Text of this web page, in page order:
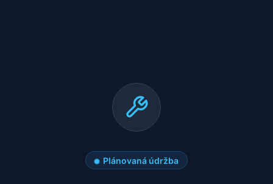
Plánovaná údržba